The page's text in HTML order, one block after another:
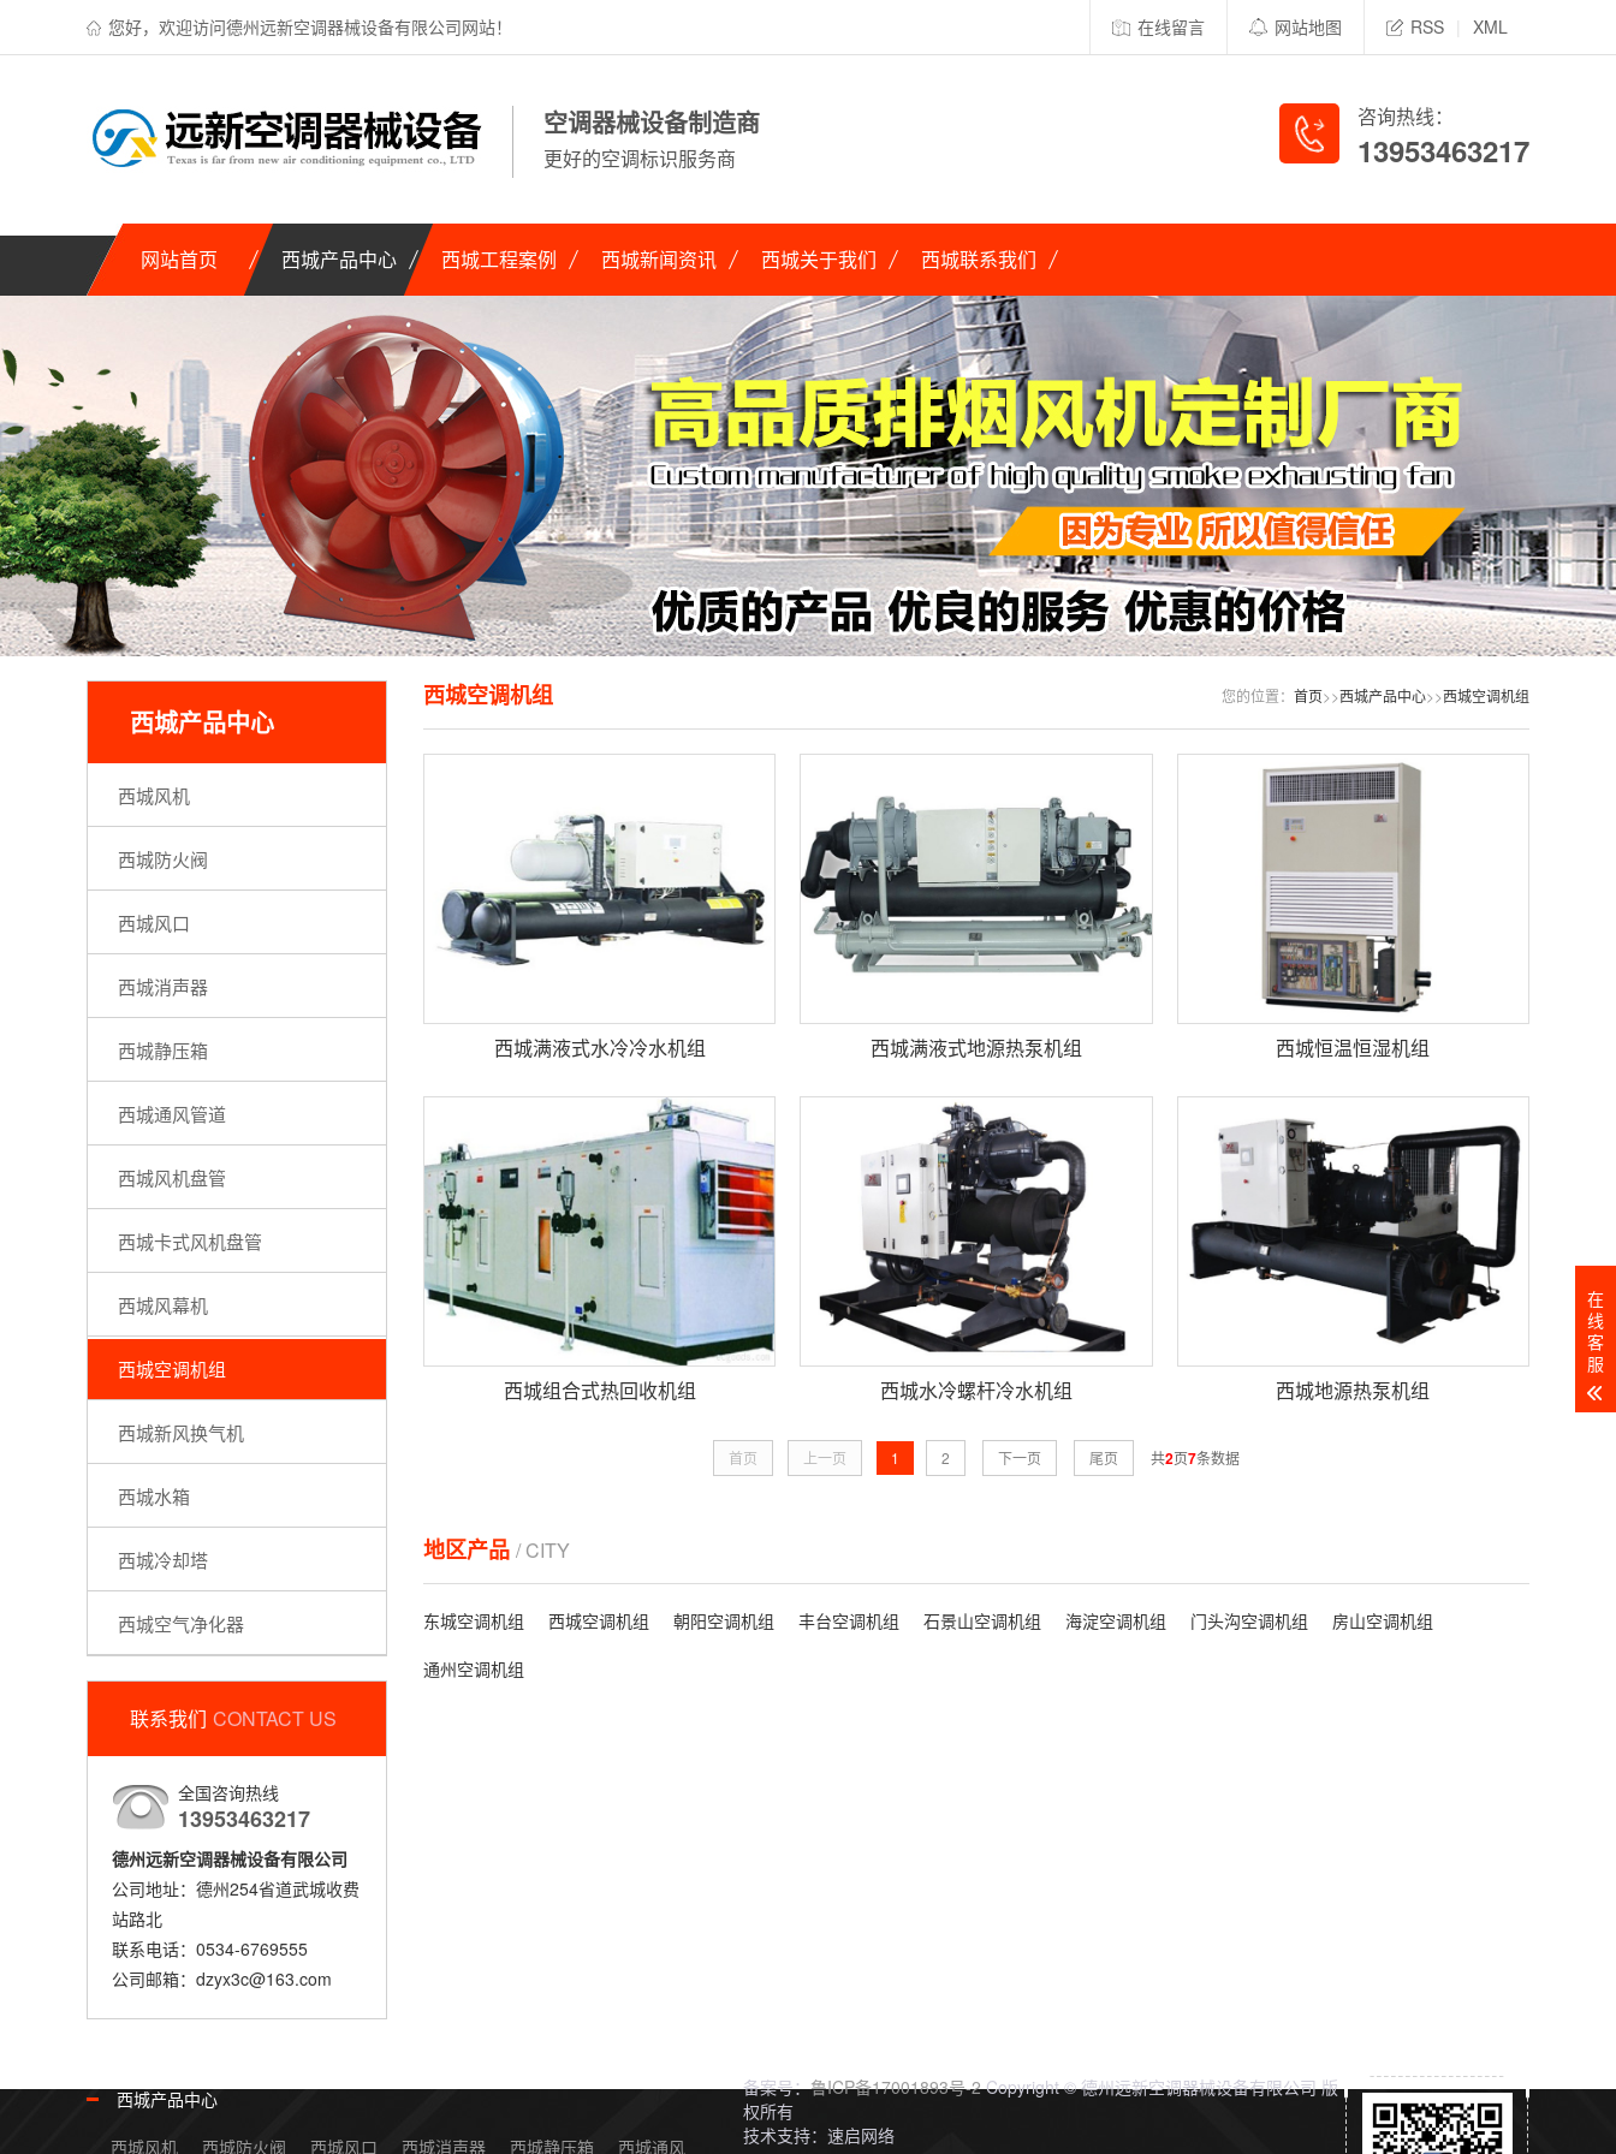
您好，欢迎访问德州远新空调器械设备有限公司网站！ 在线留言 网站地图 RSS XML
空调器械设备制造商
更好的空调标识服务商
咨询热线：
13953463217
网站首页 西城产品中心 西城工程案例 西城新闻资讯 西城关于我们 西城联系我们
西城产品中心
西城风机
西城防火阀
西城风口
西城消声器
西城静压箱
西城通风管道
西城风机盘管
西城卡式风机盘管
西城风幕机
西城空调机组
西城新风换气机
西城水箱
西城冷却塔
西城空气净化器
联系我们 CONTACT US
全国咨询热线
13953463217
德州远新空调器械设备有限公司
公司地址：德州254省道武城收费
站路北
联系电话：0534-6769555
公司邮箱：dzyx3c@163.com
您的位置： 首页>>西城产品中心>>西城空调机组
西城空调机组
西城满液式水冷冷水机组 西城满液式地源热泵机组 西城恒温恒湿机组
西城组合式热回收机组 西城水冷螺杆冷水机组 西城地源热泵机组
首页 上一页 1 2 下一页 尾页 共2页7条数据
地区产品 / CITY
东城空调机组 西城空调机组 朝阳空调机组 丰台空调机组 石景山空调机组 海淀空调机组 门头沟空调机组
房山空调机组
通州空调机组
西城产品中心
西城风机
西城防火阀 西城风口 西城消声器 西城静压箱 西城通风
备案号：鲁ICP备17001893号-2Copyright © 德州远新空调器械设备有限公司 版
权所有
技术支持：速启网络
在
线
客
服